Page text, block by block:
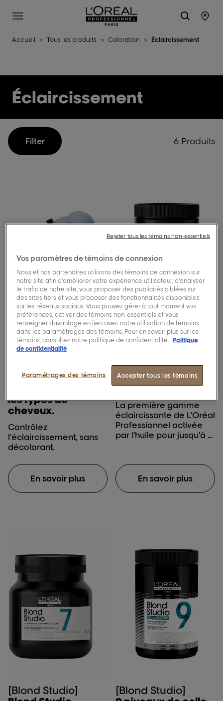
L'Oréal Professionnel Paris
Site Menu
Accueil > Tous les produits > Coloration > Éclaircissement
Éclaircissement
Filter 6 Produits
[Blond Studio]
Crème
Blond Studio No
les types de
cheveux.
Contrôlez
l'éclaircissement, sans
décolorant.
En savoir plus
[Blond Studio]
éclaircissante
multi-techniques
Blond Studio 9
La première gamme
éclaircissante de L'Oréal
Professionnel activée
par l'huile pour jusqu'à 9
En savoir plus
[Blond Studio]
[Blond Studio]
Vos paramètres de témoins de connexion
Nous et nos partenaires utilisons des témoins de connexion sur
notre site afin d’améliorer votre expérience utilisateur, d’analyser
le trafic de notre site, vous proposer des publicités ciblées sur
des sites tiers et vous proposer des fonctionnalités disponibles
sur les réseaux sociaux. Vous pouvez gérer à tout moment vos
préférences, activer des témoins non-essentiels et vous
renseigner davantage en lien avec notre utilisation de témoins
dans les paramétrages des témoins. Pour en savoir plus sur les
témoins, consultez notre politique de confidentialité.
Politique
de confidentialité
Accepter tous les témoins
Paramétrages des témoins
Rejeter tous les témoins non-essentiels